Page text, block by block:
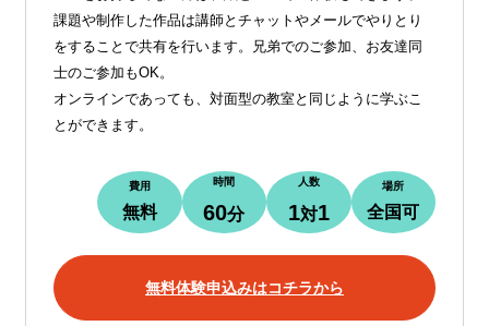
課題や制作した作品は講師とチャットやメールでやりとり
をすることで共有を行います。兄弟でのご参加、お友達同
士のご参加もOK。
オンラインであっても、対面型の教室と同じように学ぶこ
とができます。
費用
無料
時間
60分
人数
1対1
場所
全国可
無料体験申込みはコチラから